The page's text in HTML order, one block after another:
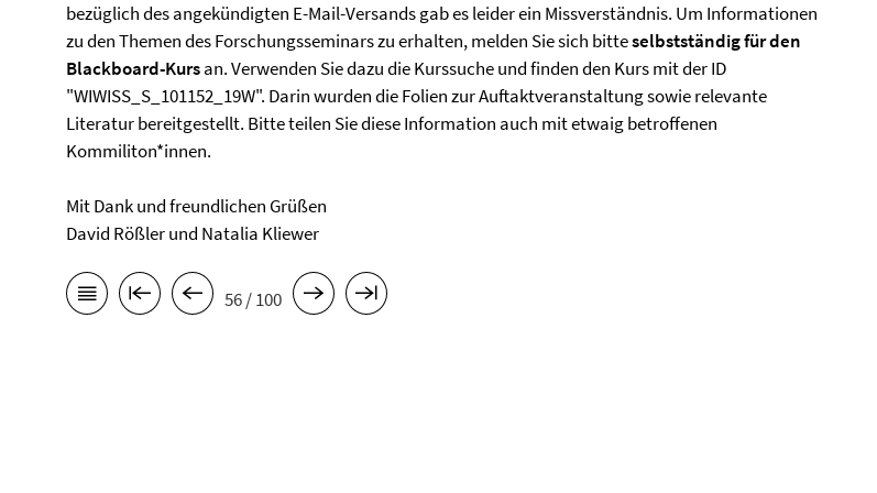
bezüglich des angekündigten E-Mail-Versands gab es leider ein Missverständnis. Um Informationen
zu den Themen des Forschungsseminars zu erhalten, melden Sie sich bitteselbstständig für den
Blackboard-Kursan. Verwenden Sie dazu die Kurssuche und finden den Kurs mit der ID
"WIWISS_S_101152_19W". Darin wurden die Folien zur Auftaktveranstaltung sowie relevante
Literatur bereitgestellt. Bitte teilen Sie diese Information auch mit etwaig betroffenen
Kommiliton*innen.
Mit Dank und freundlichen Grüßen
David Rößler und Natalia Kliewer
56 / 100